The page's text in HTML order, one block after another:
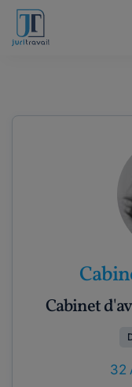
Cabinet
32